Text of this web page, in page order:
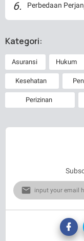
Perbedaan
Kategori:
Asuransi Hukum
Kesehatan
Perizinan